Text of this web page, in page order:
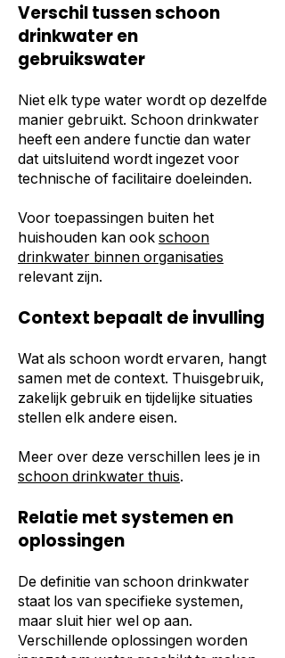
Verschil tussen schoon
drinkwater en
gebruikswater
Niet elk type water wordt op dezelfde
manier gebruikt. Schoon drinkwater
heeft een andere functie dan water
dat uitsluitend wordt ingezet voor
technische of facilitaire doeleinden.
Voor toepassingen buiten het
huishouden kan ook schoon
drinkwater binnen organisaties
relevant zijn.
Context bepaalt de invulling
Wat als schoon wordt ervaren, hangt
samen met de context. Thuisgebruik,
zakelijk gebruik en tijdelijke situaties
stellen elk andere eisen.
Meer over deze verschillen lees je in
schoon drinkwater thuis.
Relatie met systemen en
oplossingen
De definitie van schoon drinkwater
staat los van specifieke systemen,
maar sluit hier wel op aan.
Verschillende oplossingen worden